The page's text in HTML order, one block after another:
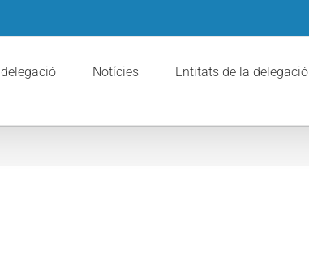
Notícies Entitats de la delegació